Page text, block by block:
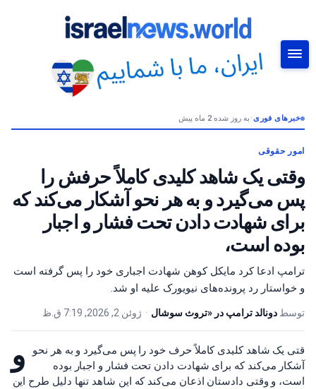
خبرهای فوری•به روز شده 2 ماه پیش
امور حقوقی
وقتی یک شاهد کلیدی کاملاً حرفش را
پس می‌گیرد و به هر نحو آشکار می‌کند که
برای شهادت دادن تحت فشار و اجبار
بوده است،
ترامپ ادعا کرد مایکل کوهن شهادت اجباری خود را پس گرفته است
و خواستار رد پرونده‌های نیویورک علیه او شد.
توسط دونالد ترامپ در «تروث سوشال • ژوئن 2, 2026, 7:19 ق.ظ
و
قتی یک شاهد کلیدی کاملاً حرف خود را پس می‌گیرد و به هر نحو
آشکار می‌کند که برای شهادت دادن تحت فشار و اجبار بوده
است، و وقتی دادستان اذعان می‌کند که این شاهد تنها دلیل طرح این